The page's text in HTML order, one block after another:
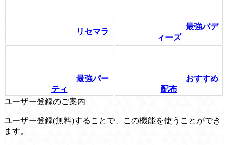
リセマラ
最強バデ
ィーズ
最強パー
ティ
おすすめ
配布
ユーザー登録のご案内
ユーザー登録(無料)することで、この機能を使うことができ
ます。